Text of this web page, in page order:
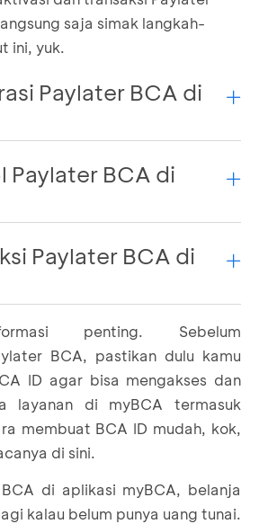
saja simak langkah-
ini, yuk.
Paylater BCA di
pilih menu Paylater
Produklalu klikAktifkan
Paylater BCA di
mengaktifkan dan metode
BCA berstatus aktif, kamu
juga dengan cara ini:
Akun Saya, pilih Kontrol
Perubahan Status Paylater.
hingga berwarna abu
Paylater BCA di
pilih menu QRIS
penting. Sebelum
BCA, pastikan dulu kamu
ID agar bisa mengakses dan
layanan di myBCA termasuk
membuat BCA ID mudah, kok,
di sini.
di aplikasi myBCA, belanja
kalau belum punya uang tunai.